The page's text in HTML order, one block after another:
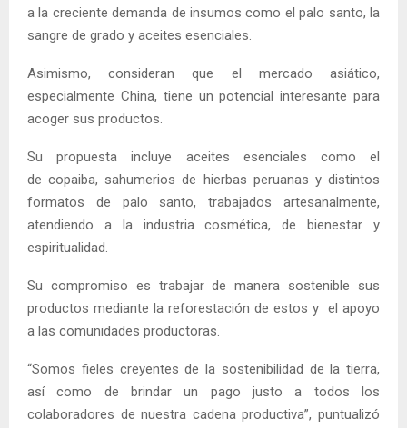
a la creciente demanda de insumos como el palo santo, la
sangre de grado y aceites esenciales.
Asimismo, consideran que el mercado asiático,
especialmente China, tiene un potencial interesante para
acoger sus productos.
Su propuesta incluye aceites esenciales como el
de copaiba, sahumerios de hierbas peruanas y distintos
formatos de palo santo, trabajados artesanalmente,
atendiendo a la industria cosmética, de bienestar y
espiritualidad.
Su compromiso es trabajar de manera sostenible sus
productos mediante la reforestación de estos y el apoyo
a las comunidades productoras.
“Somos fieles creyentes de la sostenibilidad de la tierra,
así como de brindar un pago justo a todos los
colaboradores de nuestra cadena productiva”, puntualizó